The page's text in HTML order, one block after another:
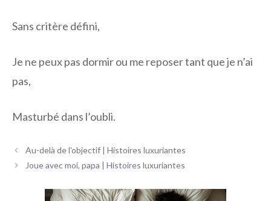
Sans critère défini,
Je ne peux pas dormir ou me reposer tant que je n’ai
pas,
Masturbé dans l’oubli.
Navigation
des
Au-delà de l’objectif | Histoires luxuriantes
Joue avec moi, papa | Histoires luxuriantes